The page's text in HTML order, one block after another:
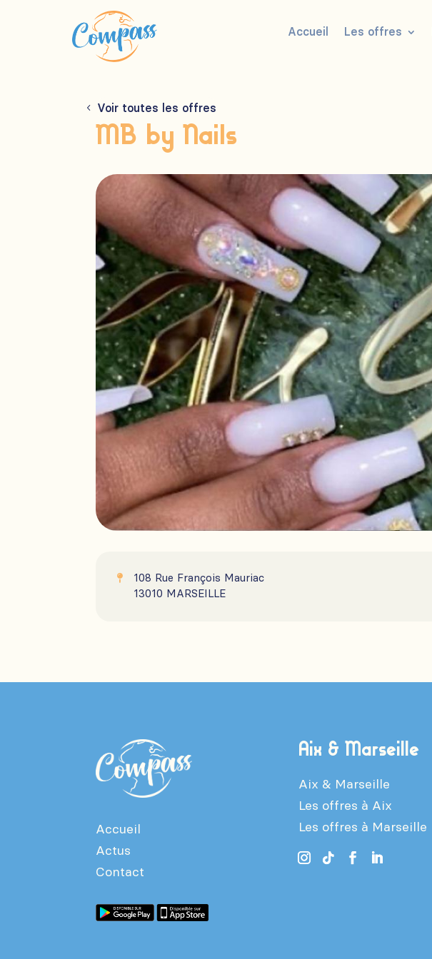
Accueil Les offres
Voir toutes les offres
MB by Nails
 108 Rue François Mauriac
13010 MARSEILLE
Accueil
Actus
Contact
Aix & Marseille
Aix & Marseille
Les offres à Aix
Les offres à Marseille